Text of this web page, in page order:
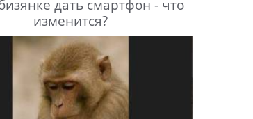
дать смартфон - что
изменится?